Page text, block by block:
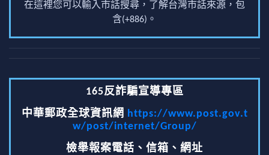
在這裡您可以輸入市話搜尋，了解台灣市話來源，包
含(+886)。
165反詐騙宣導專區
中華郵政全球資訊網 https://www.post.gov.t
w/post/internet/Group/
檢舉報案電話、信箱、網址